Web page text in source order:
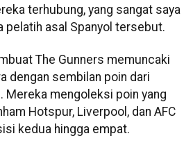
terhubung, yang sangat saya
pelatih asal Spanyol tersebut.
The Gunners memuncaki
dengan sembilan poin dari
Mereka mengoleksi poin yang
Hotspur, Liverpool, dan AFC
kedua hingga empat.